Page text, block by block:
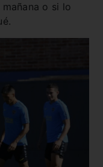
o si lo